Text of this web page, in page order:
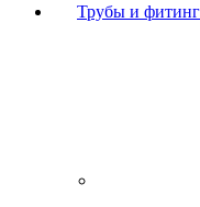
Трубы и